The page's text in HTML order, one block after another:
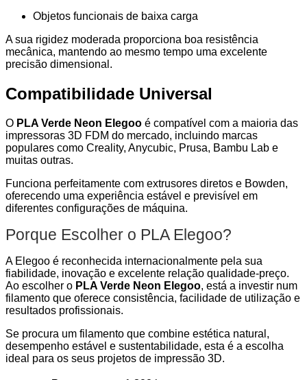
Objetos funcionais de baixa carga
A sua rigidez moderada proporciona boa resistência
mecânica, mantendo ao mesmo tempo uma excelente
precisão dimensional.
Compatibilidade Universal
O PLA Verde Neon Elegoo é compatível com a maioria das
impressoras 3D FDM do mercado, incluindo marcas
populares como Creality, Anycubic, Prusa, Bambu Lab e
muitas outras.
Funciona perfeitamente com extrusores diretos e Bowden,
oferecendo uma experiência estável e previsível em
diferentes configurações de máquina.
Porque Escolher o PLA Elegoo?
A Elegoo é reconhecida internacionalmente pela sua
fiabilidade, inovação e excelente relação qualidade-preço.
Ao escolher o PLA Verde Neon Elegoo, está a investir num
filamento que oferece consistência, facilidade de utilização e
resultados profissionais.
Se procura um filamento que combine estética natural,
desempenho estável e sustentabilidade, esta é a escolha
ideal para os seus projetos de impressão 3D.